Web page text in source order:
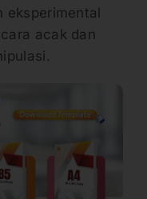
eksperimental
acak dan